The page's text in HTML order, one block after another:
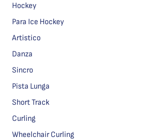
Hockey
Para Ice Hockey
Artistico
Danza
Sincro
Pista Lunga
Short Track
Curling
Wheelchair Curling